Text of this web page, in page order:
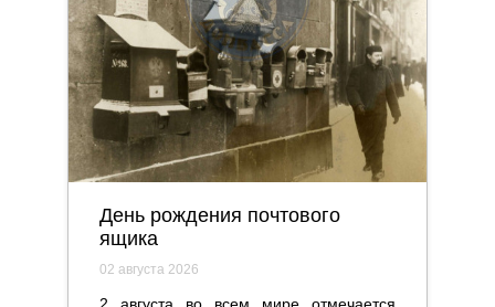
День рождения почтового
ящика
02 августа 2026